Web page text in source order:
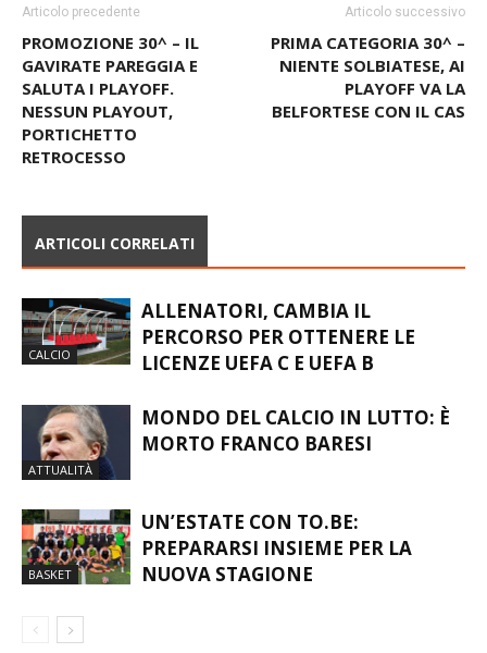
Articolo precedente
PROMOZIONE 30^ – IL
GAVIRATE PAREGGIA E
SALUTA I PLAYOFF.
NESSUN PLAYOUT,
PORTICHETTO
RETROCESSO
Articolo successivo
PRIMA CATEGORIA 30^ –
NIENTE SOLBIATESE, AI
PLAYOFF VA LA
BELFORTESE CON IL CAS
ARTICOLI CORRELATI
CALCIO
ALLENATORI, CAMBIA IL
PERCORSO PER OTTENERE LE
LICENZE UEFA C E UEFA B
ATTUALITÀ
MONDO DEL CALCIO IN LUTTO: È
MORTO FRANCO BARESI
BASKET
UN’ESTATE CON TO.BE:
PREPARARSI INSIEME PER LA
NUOVA STAGIONE